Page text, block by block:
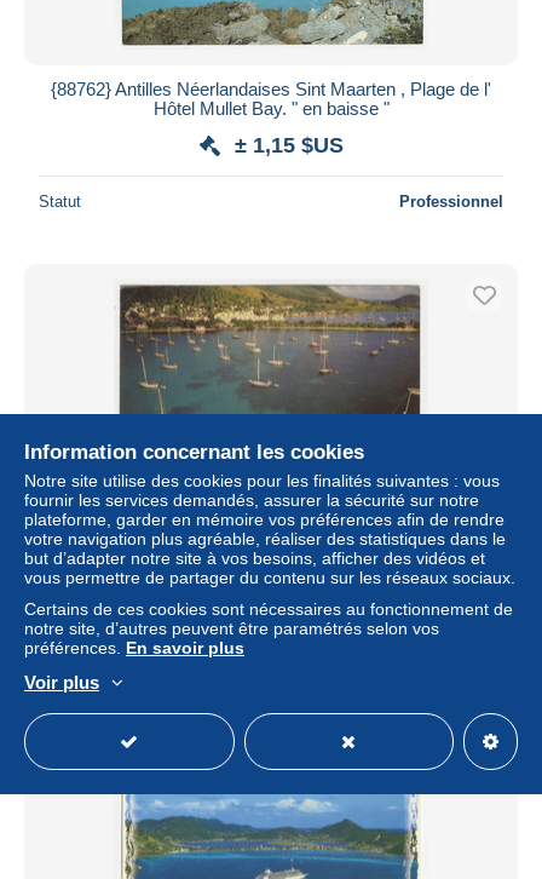
{88762} Antilles Néerlandaises Sint Maarten , Plage de l'
Hôtel Mullet Bay. " en baisse "
± 1,15 $US
Statut Professionnel
{88761} Antilles Néerlandaises Sint Maarten / Saint Martin.
" en baisse "
± 1,15 $US
Statut
Information concernant les cookies
Notre site utilise des cookies pour les finalités suivantes : vous
fournir les services demandés, assurer la sécurité sur notre
plateforme, garder en mémoire vos préférences afin de rendre
votre navigation plus agréable, réaliser des statistiques dans le
but d’adapter notre site à vos besoins, afficher des vidéos et
vous permettre de partager du contenu sur les réseaux sociaux.
Certains de ces cookies sont nécessaires au fonctionnement de
notre site, d’autres peuvent être paramétrés selon vos
préférences. En savoir plus
Voir plus